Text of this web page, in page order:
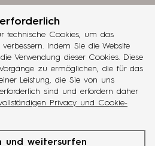
esp
derBattistella Company. MwSt.-N°
technische Cookies, um das
Indem Sie die Website
Verwendung dieser Cookies. Diese
zu ermöglichen, die für das
Leistung, die Sie von uns
sind und erfordern daher
Privacy und Cookie-
und weitersurfen